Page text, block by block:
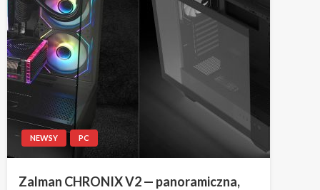
NEWSY PC
Zalman CHRONIX V2 — panoramiczna,